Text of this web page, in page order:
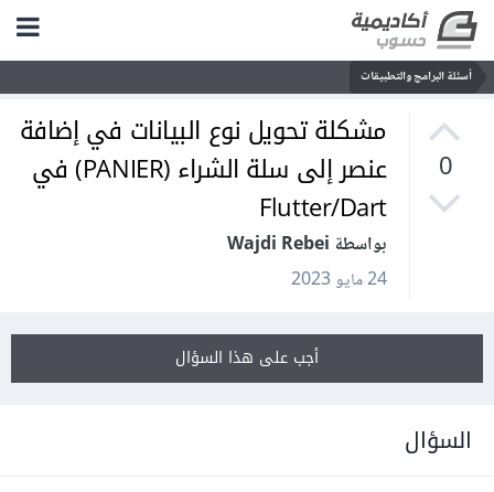
أسئلة البرامج والتطبيقات
0
مشكلة تحويل نوع البيانات في إضافة
عنصر إلى سلة الشراء (PANIER) في
Flutter/Dart
بواسطة Wajdi Rebei
24 مايو 2023
أجب على هذا السؤال
السؤال